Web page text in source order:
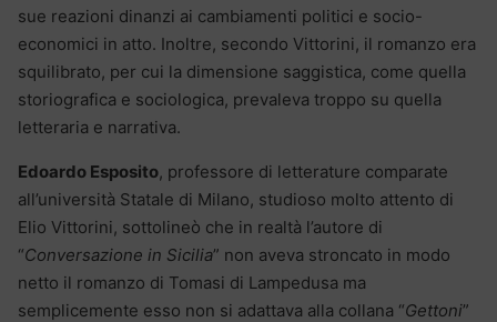
sue reazioni dinanzi ai cambiamenti politici e socio-
economici in atto. Inoltre, secondo Vittorini, il romanzo era
squilibrato, per cui la dimensione saggistica, come quella
storiografica e sociologica, prevaleva troppo su quella
letteraria e narrativa.
Edoardo Esposito, professore di letterature comparate
all’università Statale di Milano, studioso molto attento di
Elio Vittorini, sottolineò che in realtà l’autore di
“Conversazione in Sicilia” non aveva stroncato in modo
netto il romanzo di Tomasi di Lampedusa ma
semplicemente esso non si adattava alla collana “Gettoni”